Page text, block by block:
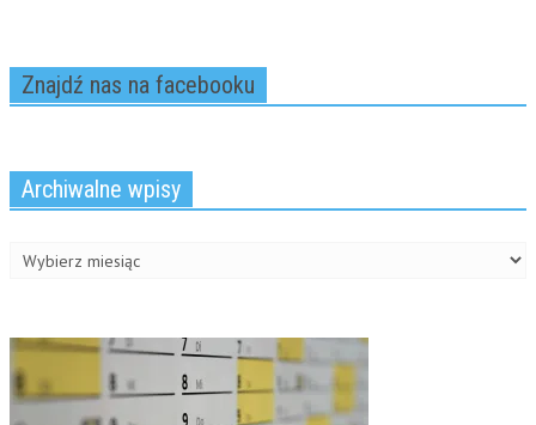
Znajdź nas na facebooku
Archiwalne wpisy